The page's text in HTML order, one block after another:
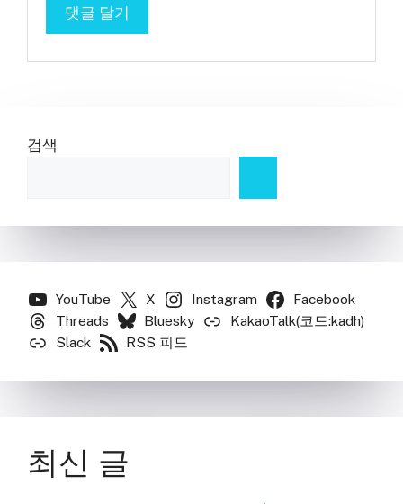
검색
YouTube X Instagram
Facebook
Threads
Bluesky
KakaoTalk(코드:kadh)
Slack
RSS 피드
최신 글